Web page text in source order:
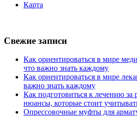
Карта
Свежие записи
Как ориентироваться в мире
что важно знать каждому
Как ориентироваться в мире
важно знать каждому
Как подготовиться к лечению
нюансы, которые стоит
Опрессовочные муфты для